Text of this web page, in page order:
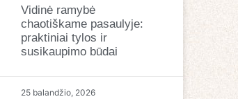
Vidinė ramybė
chaotiškame pasaulyje:
praktiniai tylos ir
susikaupimo būdai
25 balandžio, 2026